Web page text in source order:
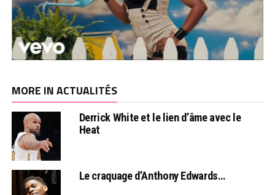
MORE IN ACTUALITÉS
Derrick White et le lien d’âme avec le
Heat
Le craquage d’Anthony Edwards…